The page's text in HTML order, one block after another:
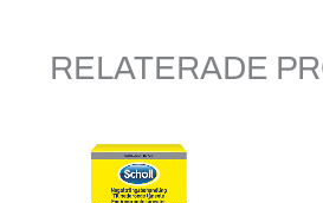
RELATERADE